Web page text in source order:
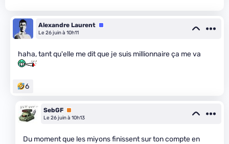
Alexandre Laurent Équipe
Le 26 juin à 10h11
haha, tant qu'elle me dit que je suis millionnaire ça me va
6
SebGF Premium
Le 26 juin à 10h13
Du moment que les miyons finissent sur ton compte en